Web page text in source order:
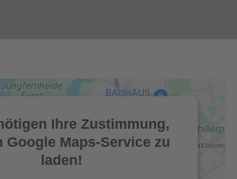
Ihre Zustimmung,
Google Maps-Service zu
laden!